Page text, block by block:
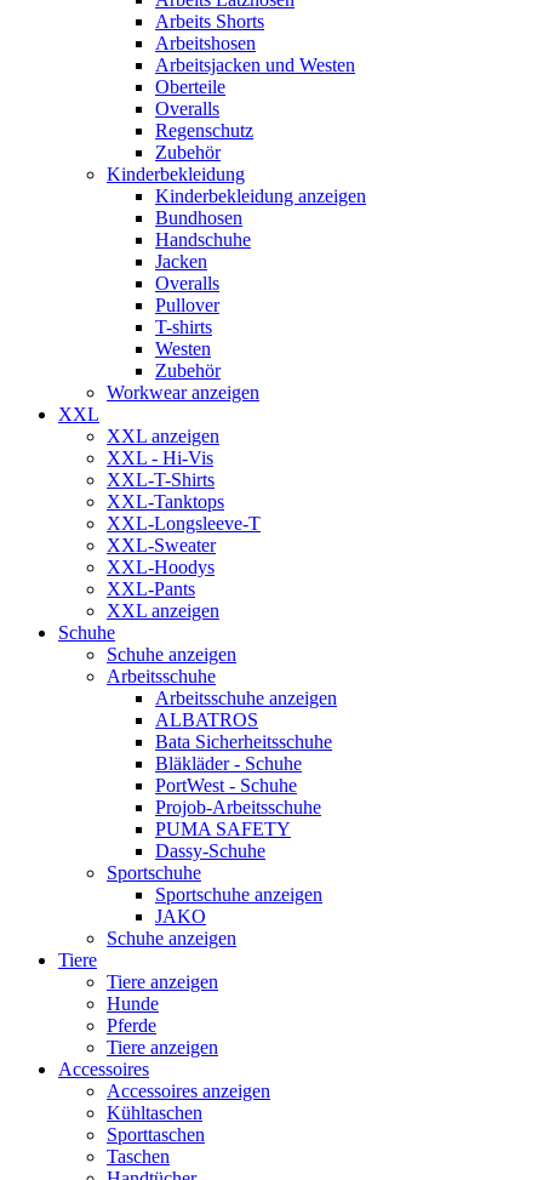
Arbeits Shorts
Arbeitshosen
Arbeitsjacken und Westen
Oberteile
Overalls
Regenschutz
Zubehör
Kinderbekleidung
Kinderbekleidung anzeigen
Bundhosen
Handschuhe
Jacken
Overalls
Pullover
T-shirts
Westen
Zubehör
Workwear anzeigen
XXL
XXL anzeigen
XXL - Hi-Vis
XXL-T-Shirts
XXL-Tanktops
XXL-Longsleeve-T
XXL-Sweater
XXL-Hoodys
XXL-Pants
XXL anzeigen
Schuhe
Schuhe anzeigen
Arbeitsschuhe
Arbeitsschuhe anzeigen
ALBATROS
Bata Sicherheitsschuhe
Bläkläder - Schuhe
PortWest - Schuhe
Projob-Arbeitsschuhe
PUMA SAFETY
Dassy-Schuhe
Sportschuhe
Sportschuhe anzeigen
JAKO
Schuhe anzeigen
Tiere
Tiere anzeigen
Hunde
Pferde
Tiere anzeigen
Accessoires
Accessoires anzeigen
Kühltaschen
Sporttaschen
Taschen